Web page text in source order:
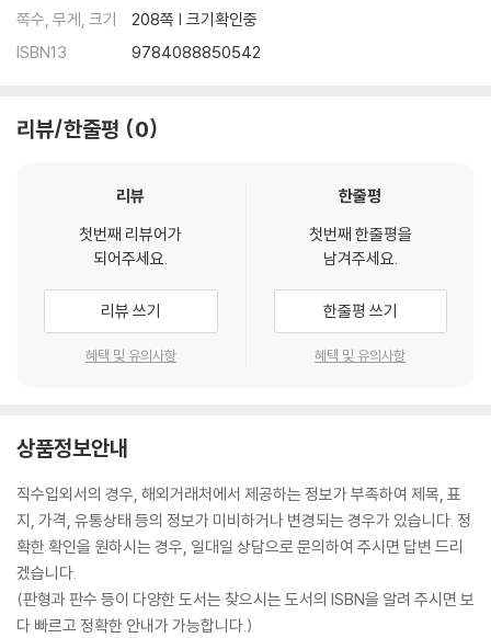
쪽수, 무게, 크기
208쪽 | 크기확인중
ISBN13
9784088850542
리뷰/한줄평 0
리뷰
첫번째 리뷰어가
되어주세요.
리뷰 쓰기
혜택 및 유의사항
한줄평
첫번째 한줄평을
남겨주세요.
한줄평 쓰기
혜택 및 유의사항
상품정보안내
직수입외서의 경우, 해외거래처에서 제공하는 정보가 부족하여 제목, 표
지, 가격, 유통상태 등의 정보가 미비하거나 변경되는 경우가 있습니다. 정
확한 확인을 원하시는 경우, 일대일 상담으로 문의하여 주시면 답변 드리
겠습니다.
(판형과 판수 등이 다양한 도서는 찾으시는 도서의 ISBN을 알려 주시면 보
다 빠르고 정확한 안내가 가능합니다.)